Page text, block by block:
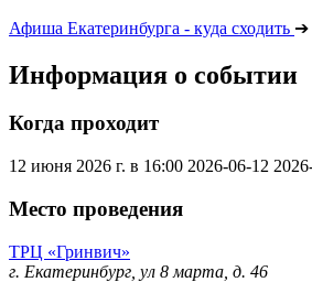
Афиша Екатеринбурга - куда сходить ➔
Информация о событии
Когда проходит
12 июня 2026 г. в 16:00 2026-06-12
Место проведения
ТРЦ «Гринвич»
г. Екатеринбург, ул 8 марта, д. 46